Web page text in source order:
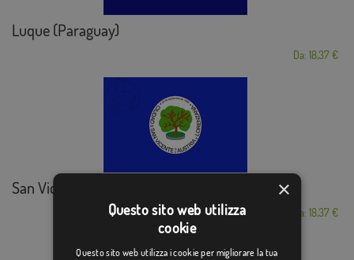
Luque (Paraguay)
Da: 18,37 €
San Vicente
Da: 18,37 €
×
Questo sito web utilizza
cookie
Questo sito web utilizza i cookie per migliorare la tua